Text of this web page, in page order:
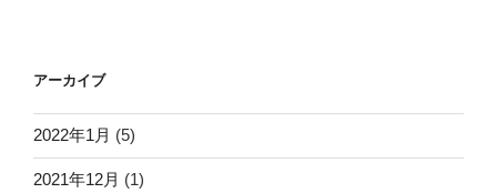
アーカイブ
2022年1月 (5)
2021年12月 (1)